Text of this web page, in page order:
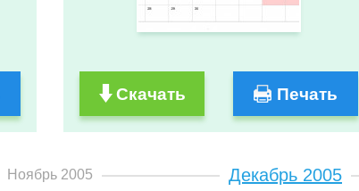
Скачать Печать
Ноябрь 2005 Декабрь 2005